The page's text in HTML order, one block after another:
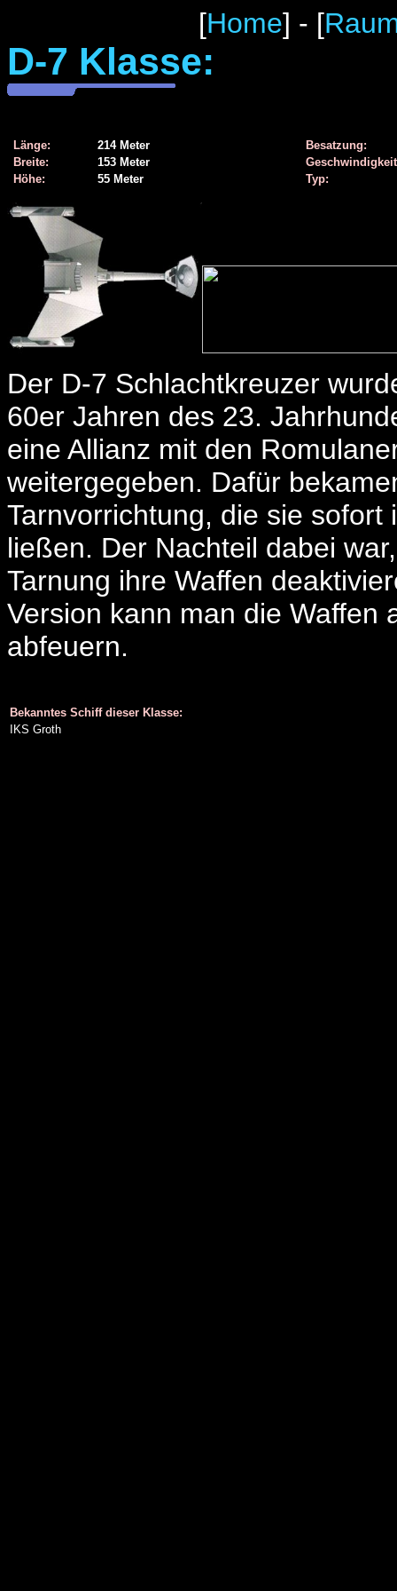
[Home] - [
D-7 Klasse:
Länge: 214 Meter
Besatzung:
Breite:
153 Meter
Höhe:
55 Meter Typ:
Der D-7 Schlachtkreuzer
60er Jahren des 23.
eine Allianz mit den
weitergegeben. Dafür
Tarnvorrichtung, die sie
ließen. Der Nachteil dabei
Tarnung ihre Waffen
Version kann man die Waffen
abfeuern.
Bekanntes Schiff dieser Klasse:
IKS Groth